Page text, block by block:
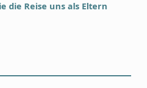
die Reise uns als Eltern